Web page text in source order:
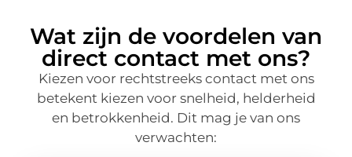
Wat zijn de voordelen van
direct contact met ons?
Kiezen voor rechtstreeks contact met ons
betekent kiezen voor snelheid, helderheid
en betrokkenheid. Dit mag je van ons
verwachten: